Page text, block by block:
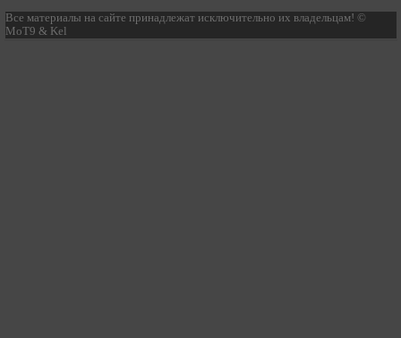
Все материалы на сайте принадлежат исключительно их владельцам! ©
MoT9 & Kel